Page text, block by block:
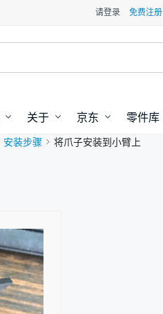
请登录 免费注册
关于 京东 零件库
安装步骤 将爪子安装到小臂上